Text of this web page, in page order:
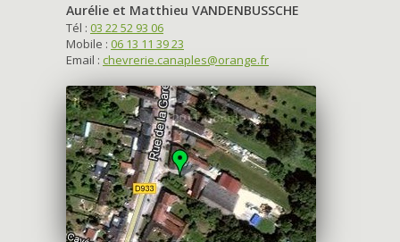
Aurélie et Matthieu VANDENBUSSCHE
Tél : 03 22 52 93 06
Mobile : 06 13 11 39 23
Email : chevrerie.canaples@orange.fr